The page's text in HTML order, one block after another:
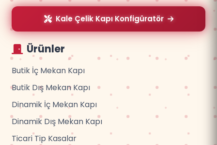
Kale Çelik Kapı Konfigüratör
Ürünler
Butik İç Mekan Kapı
Butik Dış Mekan Kapı
Dinamik İç Mekan Kapı
Dinamik Dış Mekan Kapı
Ticari Tip Kasalar